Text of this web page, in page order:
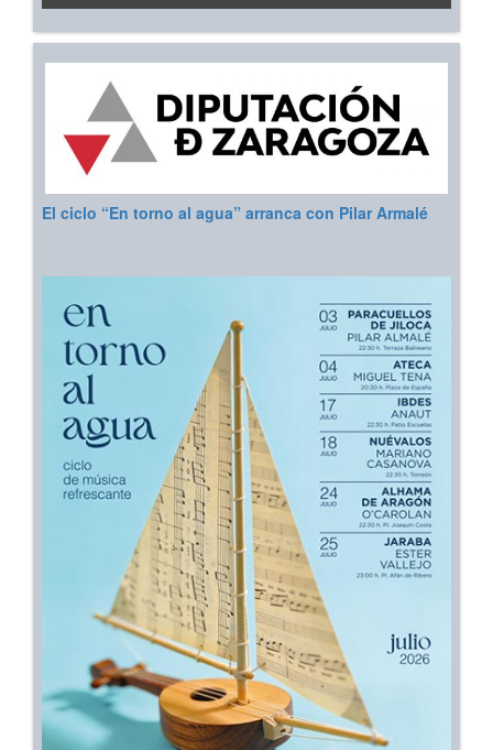
El ciclo “En torno al agua” arranca con Pilar Armalé